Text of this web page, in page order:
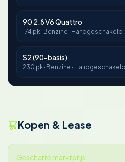
90 2.8 V6 Quattro
174 pk · Benzine · Handgeschakeld
S2 (90-basis)
230 pk · Benzine · Handgeschakeld
Kopen & Lease
Geschatte marktprijs